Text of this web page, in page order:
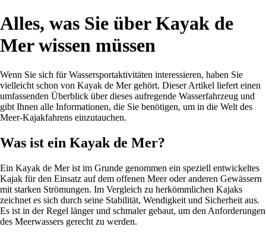
Alles, was Sie über Kayak de
Mer wissen müssen
Wenn Sie sich für Wassersportaktivitäten interessieren, haben Sie
vielleicht schon von Kayak de Mer gehört. Dieser Artikel liefert einen
umfassenden Überblick über dieses aufregende Wasserfahrzeug und
gibt Ihnen alle Informationen, die Sie benötigen, um in die Welt des
Meer-Kajakfahrens einzutauchen.
Was ist ein Kayak de Mer?
Ein Kayak de Mer ist im Grunde genommen ein speziell entwickeltes
Kajak für den Einsatz auf dem offenen Meer oder anderen Gewässern
mit starken Strömungen. Im Vergleich zu herkömmlichen Kajaks
zeichnet es sich durch seine Stabilität, Wendigkeit und Sicherheit aus.
Es ist in der Regel länger und schmaler gebaut, um den Anforderungen
des Meerwassers gerecht zu werden.